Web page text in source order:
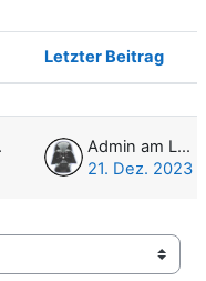
Letzter Beitrag
Admin am Leo
21. Dez. 2023